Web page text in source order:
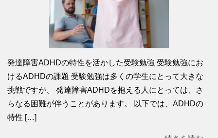
発達障害ADHDの特性を活かした受験勉強 受験勉強にお
けるADHDの課題 受験勉強は多くの学生にとって大きな
挑戦ですが、 発達障害ADHDを抱える人にとっては、さ
らなる困難が伴うことがあります。 以下では、ADHDの
特性 […]